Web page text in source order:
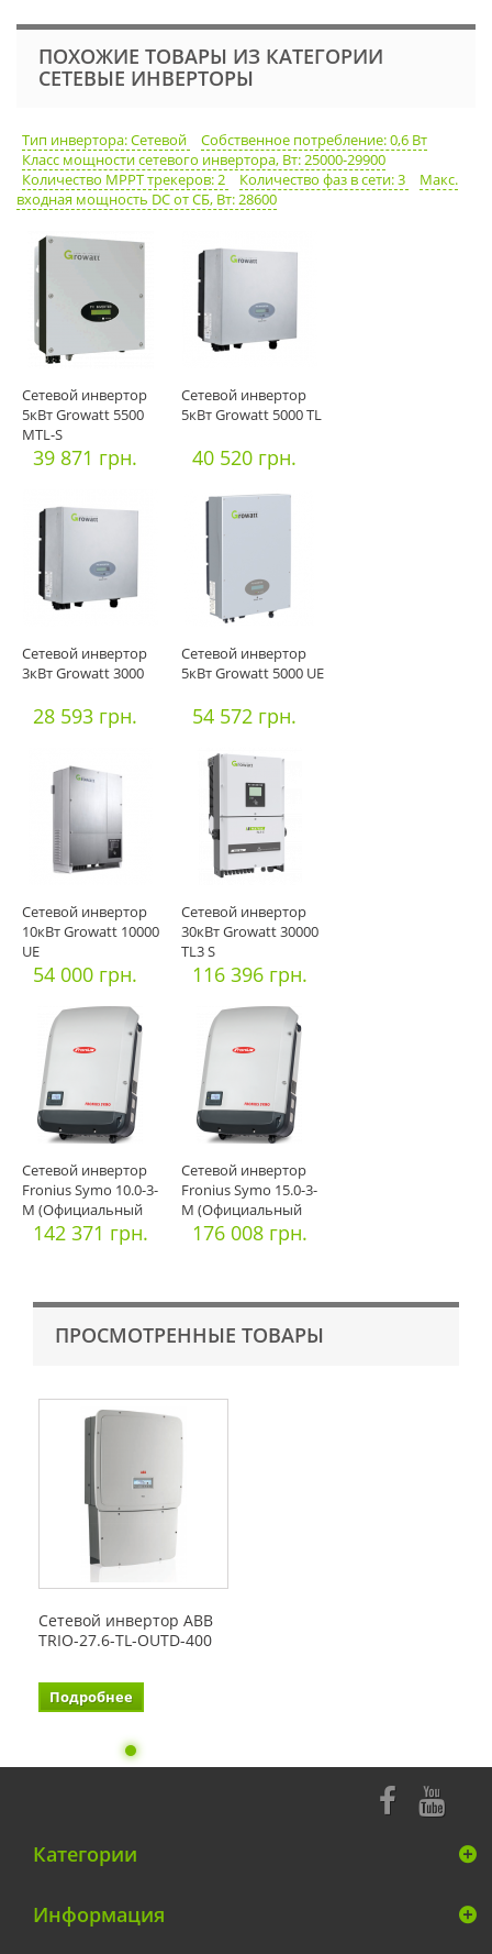
ПОХОЖИЕ ТОВАРЫ ИЗ КАТЕГОРИИ
СЕТЕВЫЕ ИНВЕРТОРЫ
Тип инвертора: Сетевой
Собственное потребление: 0,6 Вт
Класс мощности сетевого инвертора, Вт: 25000-29900
Количество MPPT трекеров: 2
Количество фаз в сети: 3
Макс.
входная мощность DC от СБ, Вт: 28600
Сетевой инвертор
5кВт Growatt 5500
MTL-S
39 871 грн.
Сетевой инвертор
5кВт Growatt 5000 TL
40 520 грн.
Сетевой инвертор
3кВт Growatt 3000
28 593 грн.
Сетевой инвертор
5кВт Growatt 5000 UE
54 572 грн.
Сетевой инвертор
10кВт Growatt 10000
UE
54 000 грн.
Сетевой инвертор
30кВт Growatt 30000
TL3 S
116 396 грн.
Сетевой инвертор
Fronius Symo 10.0-3-
M (Официальный
импорт)
142 371 грн.
Сетевой инвертор
Fronius Symo 15.0-3-
M (Официальный
импорт)
176 008 грн.
ПРОСМОТРЕННЫЕ ТОВАРЫ
Сетевой инвертор ABB
TRIO-27.6-TL-OUTD-400
Подробнее
Категории
Информация